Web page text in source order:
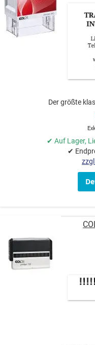
Der größte
✔ Auf Lager,
✔